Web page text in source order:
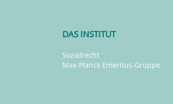
DAS INSTITUT
Sozialrecht
Max-Planck Emeritus-Gruppe